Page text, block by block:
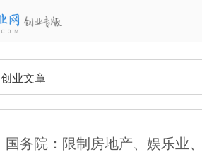
创业文章
国务院：限制房地产、娱乐业